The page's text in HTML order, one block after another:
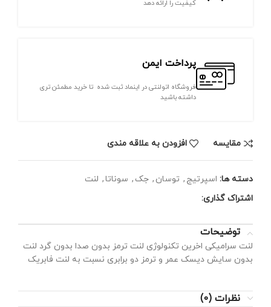
کیفیت را ارائه دهد
پرداخت ایمن
فروشگاه اتولنتی در اینماد ثبت شده تا خرید مطمئن تری
داشته باشید
مقايسه افزودن به علاقه مندی
دسته ها: اسپرتیج , توسان , جک , سوناتا, لنت
اشتراک گذاری:
توضیحات
لنت سرامیکی اخرین تکنولوژی لنت ترمز بدون صدا بدون گرد لنت
بدون سایش دیسک عمر و ترمز دو برابری نسبت به لنت فابریک
نظرات (0)